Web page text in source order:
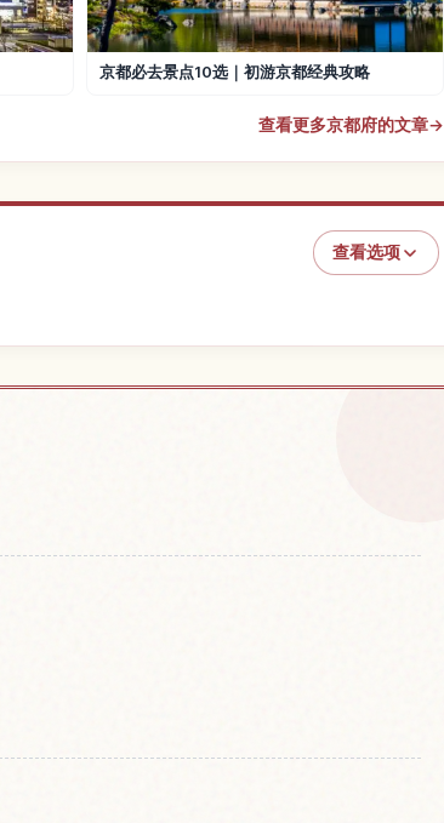
京都必去景点10选｜初游京都经典攻略
查看更多京都府的文章→
查看选项